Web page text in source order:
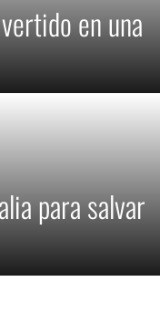
en una
para salvar